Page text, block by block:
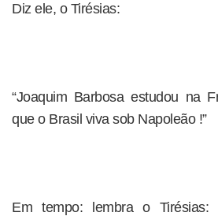
Diz ele, o Tirésias:
“Joaquim Barbosa estudou na
que o Brasil viva sob Napoleão !”
Em tempo: lembra o Tirésias: